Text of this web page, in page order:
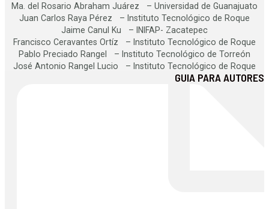
Ma. del Rosario Abraham Juárez – Universidad de Guanajuato
Juan Carlos Raya Pérez – Instituto Tecnológico de Roque
Jaime Canul Ku – INIFAP- Zacatepec
Francisco Ceravantes Ortíz – Instituto Tecnológico de Roque
Pablo Preciado Rangel – Instituto Tecnológico de Torreón
José Antonio Rangel Lucio – Instituto Tecnológico de Roque
GUIA PARA AUTORES